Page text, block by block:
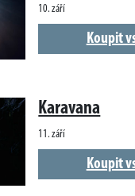
10. září
Koupit
Karavana
11. září
Koupit